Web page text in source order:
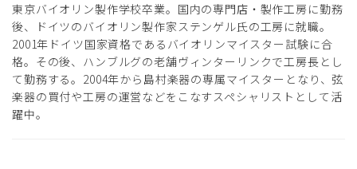
東京バイオリン製作学校卒業。国内の専門店・製作工房に勤務
後、ドイツのバイオリン製作家ステンゲル氏の工房に就職。
2001年ドイツ国家資格であるバイオリンマイスター試験に合
格。その後、ハンブルグの老舗ヴィンターリンクで工房長とし
て勤務する。2004年から島村楽器の専属マイスターとなり、弦
楽器の買付や工房の運営などをこなすスペシャリストとして活
躍中。